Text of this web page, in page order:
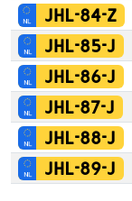
JHL-84-Z
JHL-85-J
JHL-86-J
JHL-87-J
JHL-88-J
JHL-89-J